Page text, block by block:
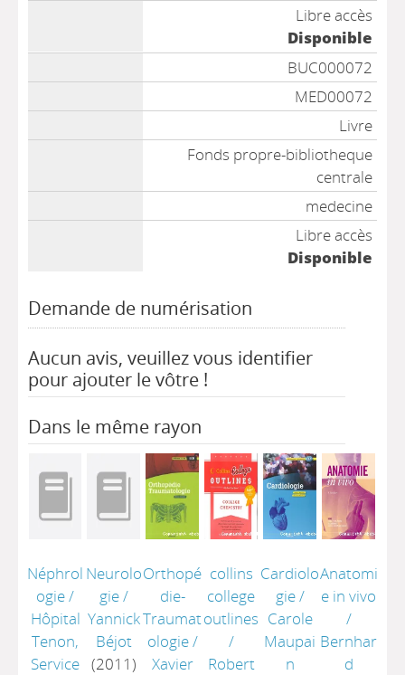
Libre accès
Disponible
BUC000072
MED00072
Livre
Fonds propre-bibliotheque
centrale
medecine
Libre accès
Disponible
Demande de numérisation
Aucun avis, veuillez vous identifier
pour ajouter le vôtre !
Dans le même rayon
Néphrol
ogie/
Hôpital
Tenon,
Service
Neurolo
gie/
Yannick
Béjot
(2011)
Orthopé
die-
Traumat
ologie/
Xavier
collins
college
outlines
/
Robert
Cardiolo
gie/
Carole
Maupai
n
Anatomi
e in vivo
/
Bernhar
d